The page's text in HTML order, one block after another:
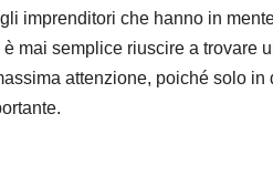
imprenditori che hanno in
è mai semplice riuscire a trovare
attenzione, poiché solo